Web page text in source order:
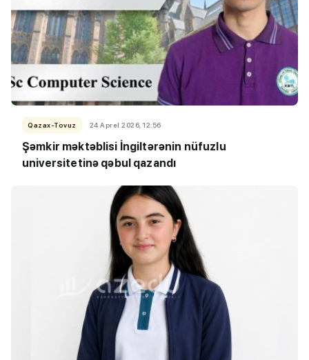
Qazax-Tovuz 24 Aprel 2026, 12:56
Şəmkir məktəblisi İngiltərənin nüfuzlu
universitetinə qəbul qazandı